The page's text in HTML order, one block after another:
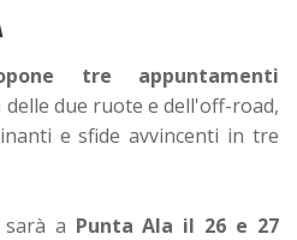
tre appuntamenti
due ruote e dell'off-road,
e sfide avvincenti in tre
a Punta Ala il 26 e 27